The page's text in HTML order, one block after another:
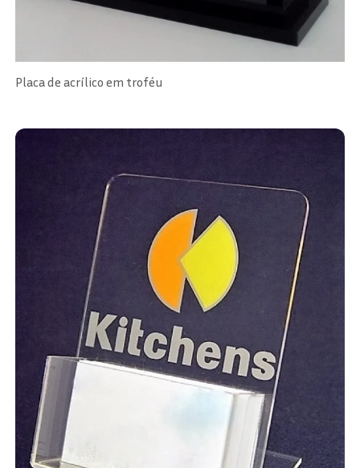
Placa de acrílico em troféu